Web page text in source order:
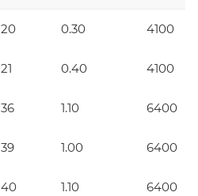
20 0.30 4100
21 0.40 4100
36 1.10 6400
39 1.00 6400
40 1.10 6400